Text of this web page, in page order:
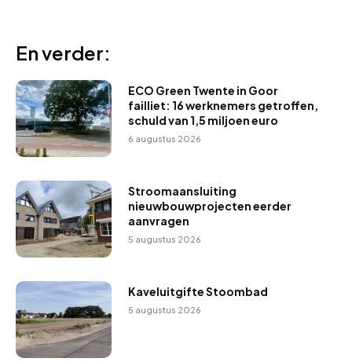
En verder:
ECO Green Twente in Goor
failliet: 16 werknemers getroffen,
schuld van 1,5 miljoen euro
6 augustus 2026
Stroomaansluiting
nieuwbouwprojecten eerder
aanvragen
5 augustus 2026
Kaveluitgifte Stoombad
5 augustus 2026